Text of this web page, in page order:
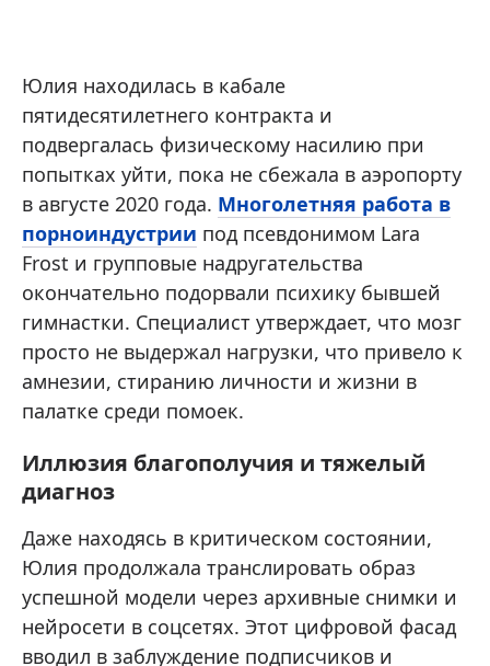
Юлия находилась в кабале
пятидесятилетнего контракта и
подвергалась физическому насилию при
попытках уйти, пока не сбежала в аэропорту
в августе 2020 года. Многолетняя работа в
порноиндустрии под псевдонимом Lara
Frost и групповые надругательства
окончательно подорвали психику бывшей
гимнастки. Специалист утверждает, что мозг
просто не выдержал нагрузки, что привело к
амнезии, стиранию личности и жизни в
палатке среди помоек.
Иллюзия благополучия и тяжелый
диагноз
Даже находясь в критическом состоянии,
Юлия продолжала транслировать образ
успешной модели через архивные снимки и
нейросети в соцсетях. Этот цифровой фасад
вводил в заблуждение подписчиков и